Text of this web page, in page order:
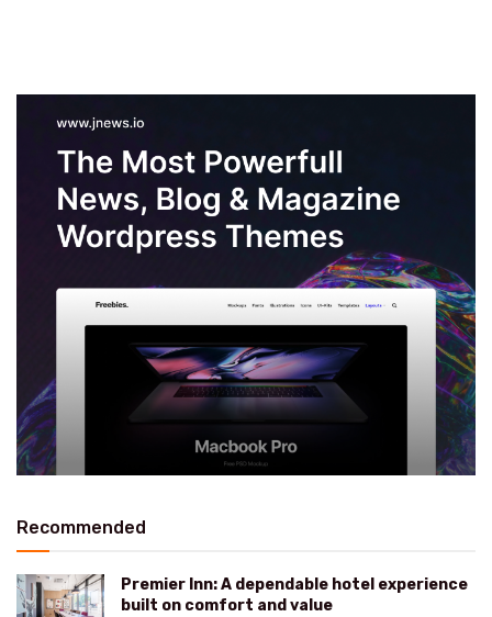
Recommended
Premier Inn: A dependable hotel experience
built on comfort and value